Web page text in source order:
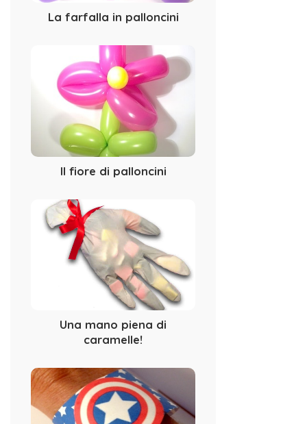
La farfalla in palloncini
Il fiore di palloncini
Una mano piena di
caramelle!